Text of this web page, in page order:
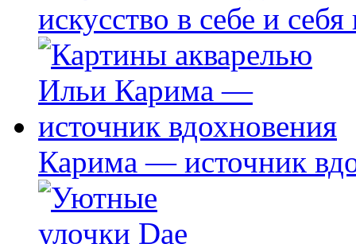
искусство в себе и
Карима — источник